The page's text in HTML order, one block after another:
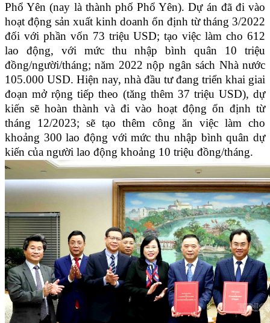
Phổ Yên (nay là thành phố Phổ Yên). Dự án đã đi vào
hoạt động sản xuất kinh doanh ổn định từ tháng 3/2022
đối với phần vốn 73 triệu USD; tạo việc làm cho 612
lao động, với mức thu nhập bình quân 10 triệu
đồng/người/tháng; năm 2022 nộp ngân sách Nhà nước
105.000 USD. Hiện nay, nhà đầu tư đang triển khai giai
đoạn mở rộng tiếp theo (tăng thêm 37 triệu USD), dự
kiến sẽ hoàn thành và đi vào hoạt động ổn định từ
tháng 12/2023; sẽ tạo thêm công ăn việc làm cho
khoảng 300 lao động với mức thu nhập bình quân dự
kiến của người lao động khoảng 10 triệu đồng/tháng.